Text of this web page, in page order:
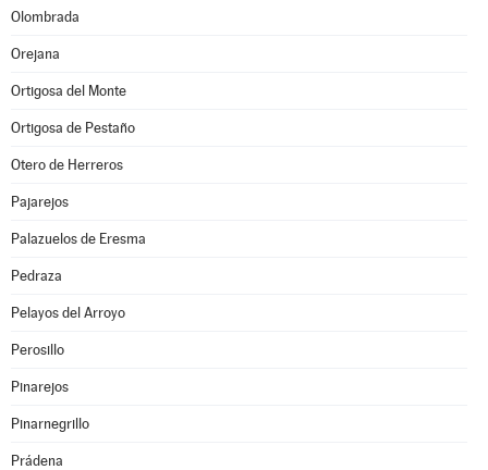
Olombrada
Orejana
Ortigosa del Monte
Ortigosa de Pestaño
Otero de Herreros
Pajarejos
Palazuelos de Eresma
Pedraza
Pelayos del Arroyo
Perosillo
Pinarejos
Pinarnegrillo
Prádena